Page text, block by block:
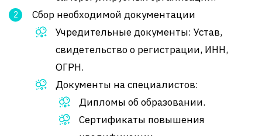
Сбор необходимой документации
Учредительные документы: Устав,
свидетельство о регистрации, ИНН,
ОГРН.
Документы на специалистов:
Дипломы об образовании.
Сертификаты повышения